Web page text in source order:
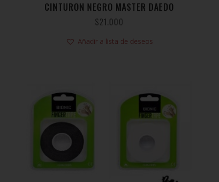
CINTURON NEGRO MASTER DAEDO
$21.000
Añadir a lista de deseos